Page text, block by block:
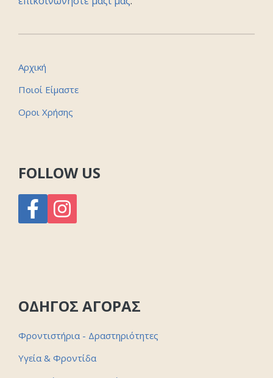
Αρχική
Ποιοί Είμαστε
Οροι Χρήσης
FOLLOW US
ΟΔΗΓΟΣ ΑΓΟΡΑΣ
Φροντιστήρια - Δραστηριότητες
Υγεία & Φροντίδα